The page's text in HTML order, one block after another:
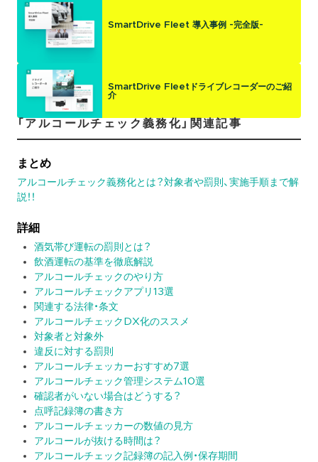
SmartDrive Fleet 導入事例 -完全版-
SmartDrive Fleetドライブレコーダーのご紹
介
「アルコールチェック義務化」関連記事
まとめ
アルコールチェック義務化とは？対象者や罰則、実施手順まで解
説！！
詳細
酒気帯び運転の罰則とは？
飲酒運転の基準を徹底解説
アルコールチェックのやり方
アルコールチェックアプリ13選
関連する法律・条文
アルコールチェックDX化のススメ
対象者と対象外
違反に対する罰則
アルコールチェッカーおすすめ7選
アルコールチェック管理システム10選
確認者がいない場合はどうする？
点呼記録簿の書き方
アルコールチェッカーの数値の見方
アルコールが抜ける時間は？
アルコールチェック記録簿の記入例・保存期間